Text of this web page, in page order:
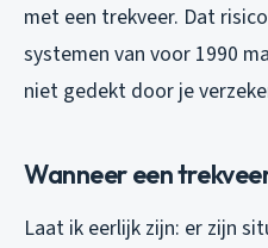
met een trekveer. Dat
systemen van voor 1990
niet gedekt door je
Wanneer een
Laat ik eerlijk zijn: er zijn